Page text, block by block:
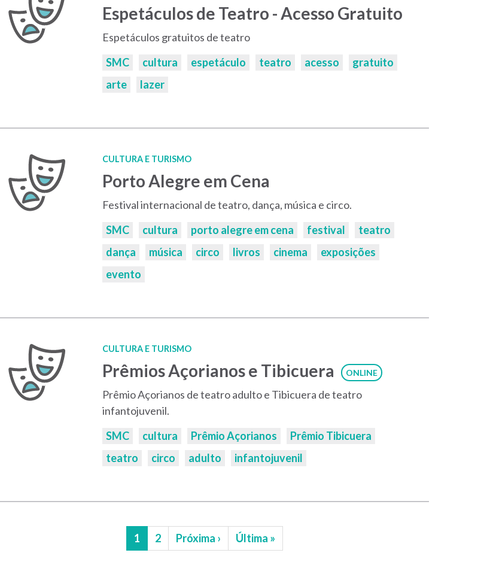
Espetáculos de Teatro - Acesso Gratuito
Espetáculos gratuitos de teatro
Palavras-
chaves:
SMC cultura espetáculo teatro acesso
gratuito
arte
lazer
CULTURA E TURISMO
Porto Alegre em Cena
Festival internacional de teatro, dança, música e circo.
Palavras-
chaves:
SMC cultura porto alegre em cena festival
teatro
dança
música circo livros cinema
exposições
evento
CULTURA E TURISMO
Prêmios Açorianos e Tibicuera ONLINE
Prêmio Açorianos de teatro adulto e Tibicuera de teatro
infantojuvenil.
Palavras-
chaves:
SMC cultura Prêmio Açorianos
Prêmio Tibicuera
teatro
circo adulto infantojuvenil
Página
atual
1 Página
2
Próxima
página
Próxima ›
Última
página
Última »